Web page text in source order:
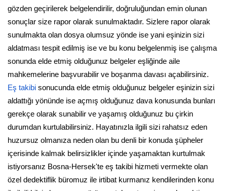
gözden geçirilerek belgelendirilir, doğruluğundan emin olunan
sonuçlar size rapor olarak sunulmaktadır. Sizlere rapor olarak
sunulmakta olan dosya olumsuz yönde ise yani eşinizin sizi
aldatması tespit edilmiş ise ve bu konu belgelenmiş ise çalışma
sonunda elde etmiş olduğunuz belgeler eşliğinde aile
mahkemelerine başvurabilir ve boşanma davası açabilirsiniz.
Eş takibi sonucunda elde etmiş olduğunuz belgeler eşinizin sizi
aldattığı yönünde ise açmış olduğunuz dava konusunda bunları
gerekçe olarak sunabilir ve yaşamış olduğunuz bu çirkin
durumdan kurtulabilirsiniz. Hayatınızla ilgili sizi rahatsız eden
huzursuz olmanıza neden olan bu denli bir konuda şüpheler
içerisinde kalmak belirsizlikler içinde yaşamaktan kurtulmak
istiyorsanız Bosna-Hersek'te eş takibi hizmeti vermekte olan
özel dedektiflik büromuz ile irtibat kurmanız kendilerinden konu